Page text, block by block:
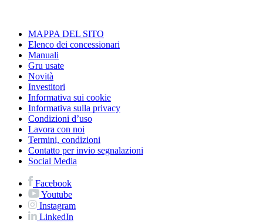
MAPPA DEL SITO
Elenco dei concessionari
Manuali
Gru usate
Novità
Investitori
Informativa sui cookie
Informativa sulla privacy
Condizioni d’uso
Lavora con noi
Termini, condizioni
Contatto per invio segnalazioni
Social Media
Facebook
Youtube
Instagram
LinkedIn